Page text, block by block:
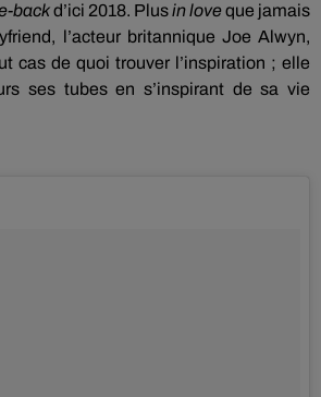
backd’ici 2018. Plusin loveque jamais
l’acteur britannique Joe Alwyn,
cas de quoi trouver l’inspiration ; elle
ses tubes en s’inspirant de sa vie